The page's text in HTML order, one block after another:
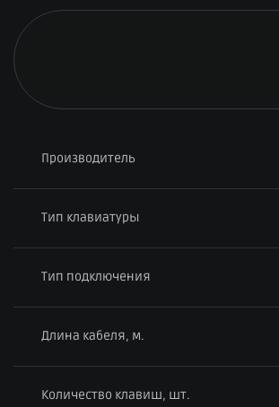
Производитель
Тип клавиатуры
Тип подключения
Длина кабеля, м.
Количество клавиш, шт.